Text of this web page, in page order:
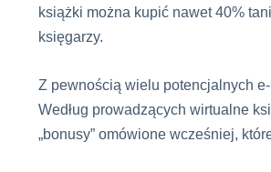
książki można kupić nawet 40%
księgarzy.
Z pewnością wielu potencjalnych
Według prowadzących wirtualne
„bonusy” omówione wcześniej,